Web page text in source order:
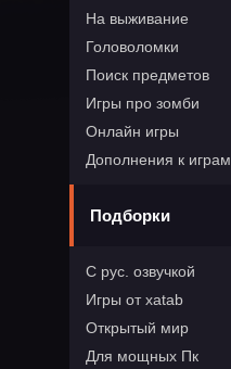
На выживание
Головоломки
Поиск предметов
Игры про зомби
Онлайн игры
Дополнения к играм
Подборки
С рус. озвучкой
Игры от xatab
Открытый мир
Для мощных Пк